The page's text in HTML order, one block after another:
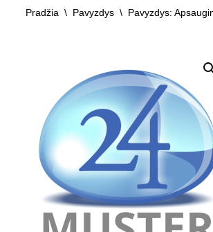
Pradžia \ Pavyzdys \ Pavyzdys: